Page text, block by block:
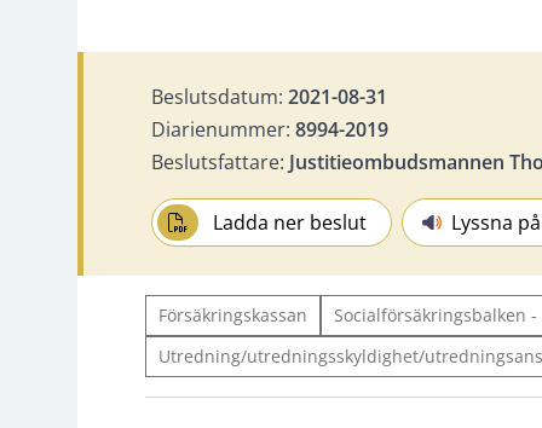
Beslutsdatum: 2021-08-31
Diarienummer: 8994-2019
Beslutsfattare: Justitieombudsmannen
Ladda ner beslut Lyssna
Försäkringskassan
Socialförsäkringsbalken -
Utredning/utredningsskyldighet/